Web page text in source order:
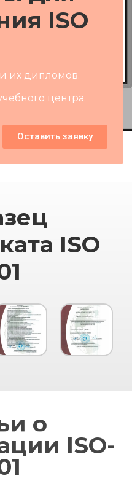
ISO
их дипломов.
центра.
Оставить заявку
ISO
о
ISO-